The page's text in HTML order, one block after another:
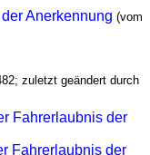
Anerkennung (vom
zuletzt geändert durch
Fahrerlaubnis der
Fahrerlaubnis der